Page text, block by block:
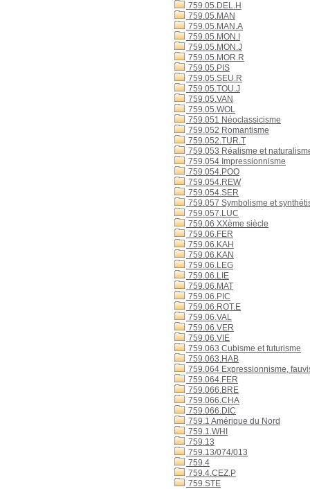
759.05.DEL.H
759.05.MAN
759.05.MAN.A
759.05.MON.I
759.05.MON.J
759.05.MOR.R
759.05.PIS
759.05.SEU.R
759.05.TOU.J
759.05.VAN
759.05.WOL
759.051 Néoclassicisme
759.052 Romantisme
759.052.TUR.T
759.053 Réalisme et
759.054 Impressionnisme
759.054.POO
759.054.REW
759.054.SER
759.057 Symbolisme et
759.057.LUC
759.06 XXème siècle
759.06.FER
759.06.KAH
759.06.KAN
759.06.LEG
759.06.LIE
759.06.MAT
759.06.PIC
759.06.ROT.E
759.06.VAL
759.06.VER
759.06.VIE
759.063 Cubisme et futurisme
759.063.HAB
759.064 Expressionnisme,
759.064.FER
759.066.BRE
759.066.CHA
759.066.DIC
759.1 Amérique du Nord
759.1.WHI
759.13
759.13/074/013
759.4
759.4.CEZ.P
759.STE